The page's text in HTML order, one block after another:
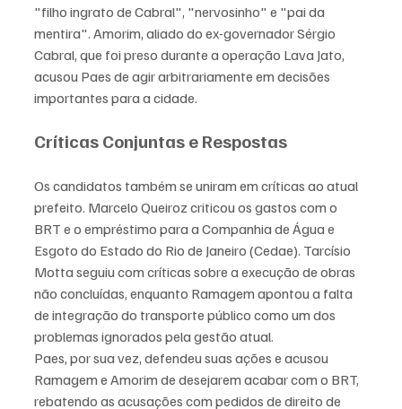
"filho ingrato de Cabral", "nervosinho" e "pai da
mentira". Amorim, aliado do ex-governador Sérgio
Cabral, que foi preso durante a operação Lava Jato,
acusou Paes de agir arbitrariamente em decisões
importantes para a cidade.
Críticas Conjuntas e Respostas
Os candidatos também se uniram em críticas ao atual
prefeito. Marcelo Queiroz criticou os gastos com o
BRT e o empréstimo para a Companhia de Água e
Esgoto do Estado do Rio de Janeiro (Cedae). Tarcísio
Motta seguiu com críticas sobre a execução de obras
não concluídas, enquanto Ramagem apontou a falta
de integração do transporte público como um dos
problemas ignorados pela gestão atual.
Paes, por sua vez, defendeu suas ações e acusou
Ramagem e Amorim de desejarem acabar com o BRT,
rebatendo as acusações com pedidos de direito de